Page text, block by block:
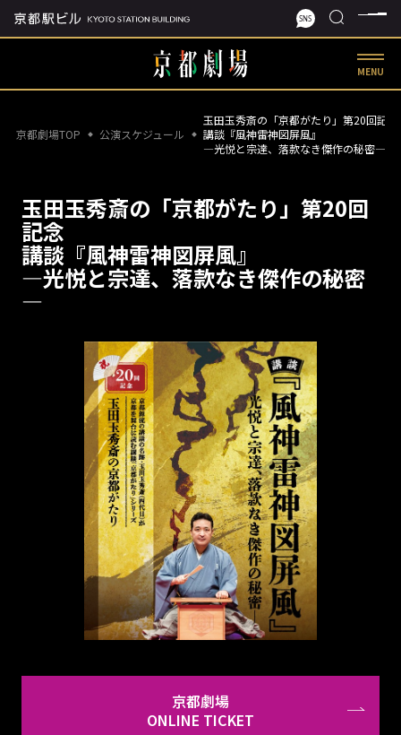
MENU
京都劇場TOP 公演スケジュール
玉田玉秀斎の「京都がたり」第20回記念
講談『風神雷神図屏風』
―光悦と宗達、落款なき傑作の秘密―
玉田玉秀斎の「京都がたり」第20回
記念
講談『風神雷神図屏風』
―光悦と宗達、落款なき傑作の秘密
―
京都劇場
ONLINE TICKET